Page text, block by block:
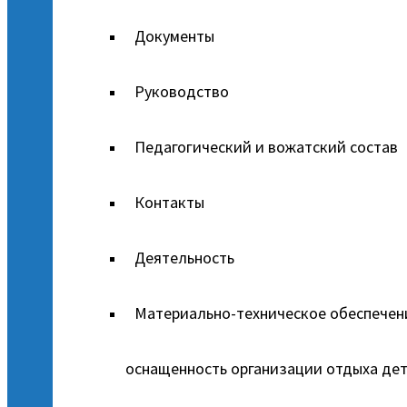
Документы
Руководство
Педагогический и вожатский состав
Контакты
Деятельность
Материально-техническое
оснащенность организации отдыха